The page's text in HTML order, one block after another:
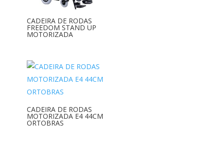
CADEIRA DE RODAS
FREEDOM STAND UP
MOTORIZADA
CADEIRA DE RODAS
MOTORIZADA E4 44CM
ORTOBRAS